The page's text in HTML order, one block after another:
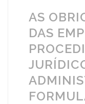
AS
DAS